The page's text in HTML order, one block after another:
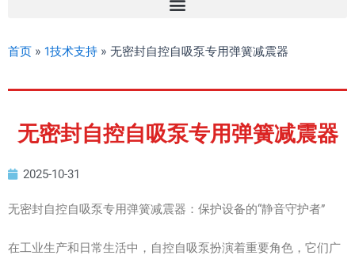
首页 » 1技术支持 » 无密封自控自吸泵专用弹簧减震器
无密封自控自吸泵专用弹簧减震器
2025-10-31
无密封自控自吸泵专用弹簧减震器：保护设备的“静音守护者”
在工业生产和日常生活中，自控自吸泵扮演着重要角色，它们广